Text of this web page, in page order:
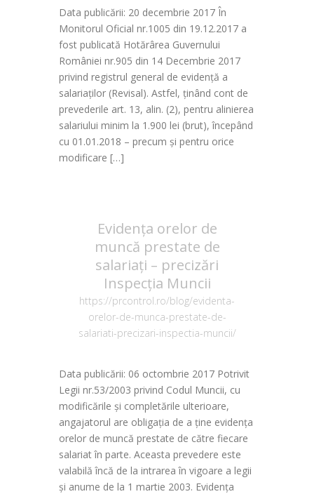
Data publicării: 20 decembrie 2017 În
Monitorul Oficial nr.1005 din 19.12.2017 a
fost publicată Hotărârea Guvernului
României nr.905 din 14 Decembrie 2017
privind registrul general de evidență a
salariaților (Revisal). Astfel, ținând cont de
prevederile art. 13, alin. (2), pentru alinierea
salariului minim la 1.900 lei (brut), începând
cu 01.01.2018 – precum și pentru orice
modificare […]
Evidența orelor de
muncă prestate de
salariați – precizări
Inspecția Muncii
https://prcontrol.ro/blog/evidenta-
orelor-de-munca-prestate-de-
salariati-precizari-inspectia-muncii/
Data publicării: 06 octombrie 2017 Potrivit
Legii nr.53/2003 privind Codul Muncii, cu
modificările și completările ulterioare,
angajatorul are obligația de a ține evidența
orelor de muncă prestate de către fiecare
salariat în parte. Aceasta prevedere este
valabilă încă de la intrarea în vigoare a legii
și anume de la 1 martie 2003. Evidența